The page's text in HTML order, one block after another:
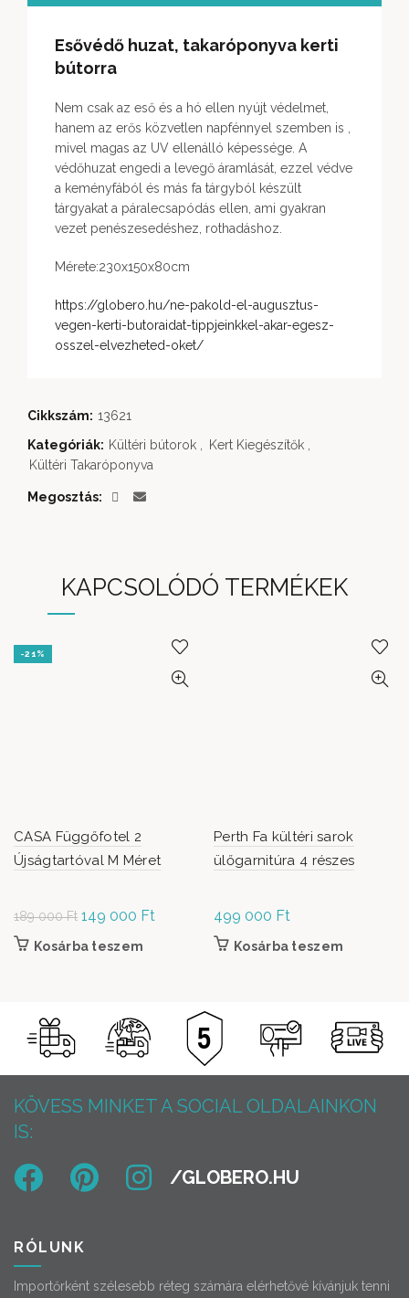
Esővédő huzat, takaróponyva kerti
bútorra
Nem csak az eső és a hó ellen nyújt védelmet,
hanem az erős közvetlen napfénnyel szemben is ,
mivel magas az UV ellenálló képessége. A
védőhuzat engedi a levegő áramlását, ezzel védve
a keményfából és más fa tárgyból készült
tárgyakat a páralecsapódás ellen, ami gyakran
vezet penészesedéshez, rothadáshoz.
Mérete:230x150x80cm
https://globero.hu/ne-pakold-el-augusztus-
vegen-kerti-butoraidat-tippjeinkkel-akar-egesz-
osszel-elvezheted-oket/
Cikkszám: 13621
Kategóriák: Kültéri bútorok Kert Kiegészítők
Kültéri Takaróponyva
Megosztás
KAPCSOLÓDÓ TERMÉKEK
-21%
CASA Függőfotel 2
Újságtartóval M Méret
189 000Ft Original
price was:
149 000 Ft
Kosárba teszem
Perth Fa kültéri sarok
ülőgarnitúra 4 részes
499 000 Ft
Kosárba teszem
KÖVESS MINKET A SOCIAL OLDALAINKON
IS:
RÓLUNK
Importőrként szélesebb réteg számára elérhetővé kívánjuk tenni